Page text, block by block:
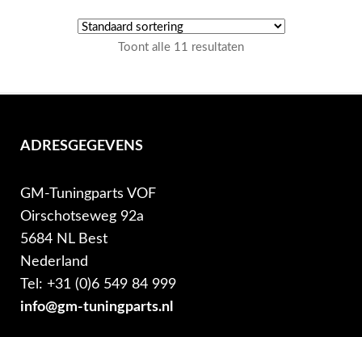
Toont alle 11 resultaten
ADRESGEGEVENS
GM-Tuningparts VOF
Oirschotseweg 92a
5684 NL Best
Nederland
Tel: +31 (0)6 549 84 999
info@gm-tuningparts.nl